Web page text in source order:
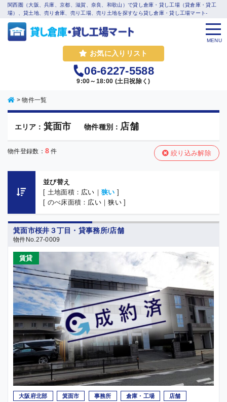
関西圏（大阪、兵庫、京都、滋賀、奈良、和歌山）で貸し倉庫・貸し工場（貸倉庫・貸工
場）、貸土地、売り倉庫、売り工場、売り土地を探すなら貸し倉庫・貸し工場マート-
お気に入りリスト
06-6227-5588
9:00～18:00 (土日祝除く)
MENU
>物件一覧
エリア： 箕面市 物件種別： 店舗
物件登録数： 8 件 絞り込み解除
並び替え
[ 土地面積： 広い ｜狭い ]
[ のべ床面積： 広い ｜狭い]
箕面市桜井３丁目・貸事務所/店舗
物件No.27-0009
賃貸
大阪府北部 箕面市 事務所 倉庫・工場 店舗